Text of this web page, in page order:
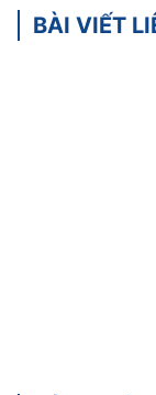
BÀI VIẾT